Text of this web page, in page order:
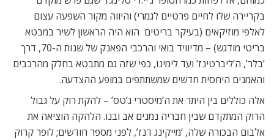
בקריירה שלו לחיים פרטיים לגמרי) והיווה מקור השפעה עצום
לאלפי מוזיקאים (בעיקר בריטים  הוא היה הראשון לשיר במבטא
בריטי מודגש) – מדיוויד בואי והרכבי הפאנק של שנות ה-70, דרך
‘בלר’, ה’ליברטינז’ ועד לימינו, כפי שזה גם מתבטא בחלק מהרכבים
והאמנים היחסית חדשים שמשתתפים במופע ההצדעה.
אלה כוללים בין היתר את ה’מיסטרי ג’טס’ – להקת רוק על גבול
הרוק המתקדם שבין חבריה נמנים אב ובנו. הלהקה הוציאה את
אלבום הבכורה שלה, ‘מייקינג דנז’, לפני מספר חודשים; לופר קרוק